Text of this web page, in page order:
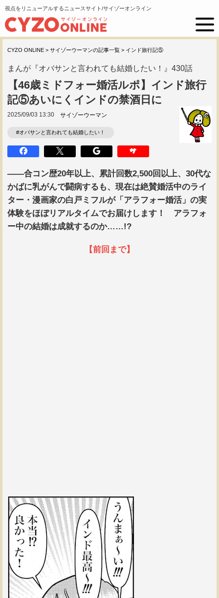
視点をリニューアルするニュースサイト/サイゾーオンライン
CYZO ONLINE > サイゾーウーマンの記事一覧 > インド旅行記⑤
まんが『オバサンと言われても結婚したい！』430話
【46歳ミドフォー婚活ルポ】インド旅行
記⑤あいにくインドの禁酒日に
2025/09/03 13:30 サイゾーウーマン
#オバサンと言われても結婚したい！
――合コン歴20年以上、累計回数2,500回以上、30代な
かばに乳がんで闘病するも、現在は絶賛婚活中のライ
ター・漫画家の白戸ミフルが「アラフォー婚活」の実
体験をほぼリアルタイムでお届けします！ アラフォ
ー中の結婚は成就するのか……!?
【前回まで】